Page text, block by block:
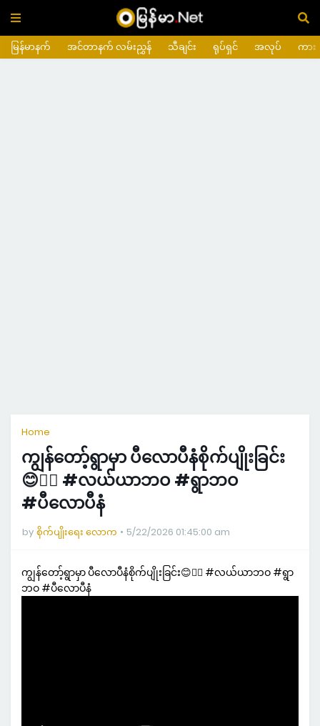
မြန်မာနက် အင်တာနက် လမ်းညွှန် သီချင်း ရုပ်ရှင် အလုပ် ကား
Home
ကျွန်တော့်ရွာမှာ ပီလောပီနံစိုက်ပျိုးခြင်း
😊👍🏼 #လယ်ယာဘဝ #ရွာဘဝ
#ပီလောပီနံ
by စိုက်ပျိုးရေး လောက 5/22/2026 01:45:00 am
ကျွန်တော့်ရွာမှာ ပီလောပီနံစိုက်ပျိုးခြင်း😊👍🏼 #လယ်ယာဘဝ #ရွာ
ဘဝ #ပီလောပီနံ